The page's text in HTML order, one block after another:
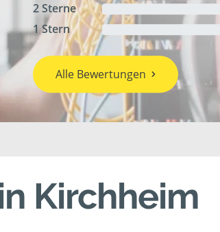
2 Sterne
1 Stern
Alle Bewertungen
Kirchheim